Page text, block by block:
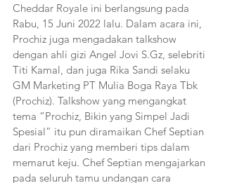
Cheddar Royale ini berlangsung pada
Rabu, 15 Juni 2022 lalu. Dalam acara ini,
Prochiz juga mengadakan talkshow
dengan ahli gizi Angel Jovi S.Gz, selebriti
Titi Kamal, dan juga Rika Sandi selaku
GM Marketing PT Mulia Boga Raya Tbk
(Prochiz). Talkshow yang mengangkat
tema “Prochiz, Bikin yang Simpel Jadi
Spesial” itu pun diramaikan Chef Septian
dari Prochiz yang memberi tips dalam
memarut keju. Chef Septian mengajarkan
pada seluruh tamu undangan cara